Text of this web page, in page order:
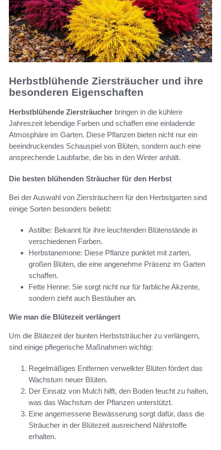
Herbstblühende Ziersträucher und ihre
besonderen Eigenschaften
Herbstblühende Ziersträucher bringen in die kühlere
Jahreszeit lebendige Farben und schaffen eine einladende
Atmosphäre im Garten. Diese Pflanzen bieten nicht nur ein
beeindruckendes Schauspiel von Blüten, sondern auch eine
ansprechende Laubfarbe, die bis in den Winter anhält.
Die besten blühenden Sträucher für den Herbst
Bei der Auswahl von Ziersträuchern für den Herbstgarten sind
einige Sorten besonders beliebt:
Astilbe: Bekannt für ihre leuchtenden Blütenstände in
verschiedenen Farben.
Herbstanemone: Diese Pflanze punktet mit zarten,
großen Blüten, die eine angenehme Präsenz im Garten
schaffen.
Fette Henne: Sie sorgt nicht nur für farbliche Akzente,
sondern zieht auch Bestäuber an.
Wie man die Blütezeit verlängert
Um die Blütezeit der bunten Herbststräucher zu verlängern,
sind einige pflegerische Maßnahmen wichtig:
Regelmäßiges Entfernen verwelkter Blüten fördert das
Wachstum neuer Blüten.
Der Einsatz von Mulch hilft, den Boden feucht zu halten,
was das Wachstum der Pflanzen unterstützt.
Eine angemessene Bewässerung sorgt dafür, dass die
Sträucher in der Blütezeit ausreichend Nährstoffe
erhalten.